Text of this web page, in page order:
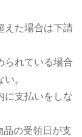
た場合は下請
れている場合
。
支払いをしな
の受領日が支